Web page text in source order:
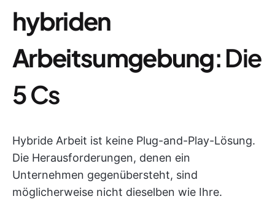
hybriden
Arbeitsumgebung: Die
5 Cs
Hybride Arbeit ist keine Plug-and-Play-Lösung.
Die Herausforderungen, denen ein
Unternehmen gegenübersteht, sind
möglicherweise nicht dieselben wie Ihre.